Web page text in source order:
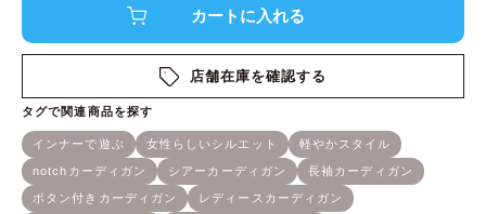
店舗在庫を確認する